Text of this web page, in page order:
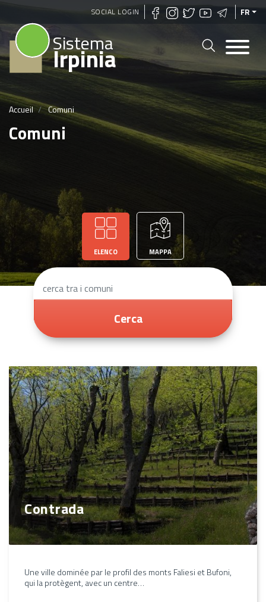
Aller
au
SOCIAL LOGIN FR
Sistema
Irpinia
Accueil Comuni
Comuni
ELENCO MAPPA
Cerca
Contrada
Une ville dominée par le profil des monts Faliesi et Bufoni,
qui la protègent, avec un centre…